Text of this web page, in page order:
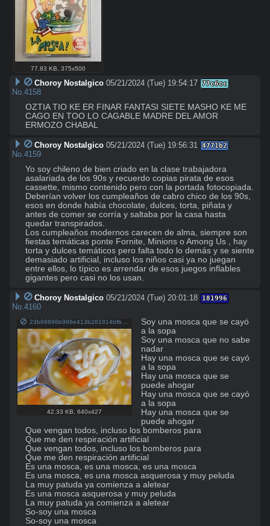
77.83 KB,375x500
Choroy Nostalgico 05/21/2024 (Tue) 19:54:17 77c6cc
No. 4158
OZTIA TIO KE ER FINAR FANTASI SIETE MASHO KE ME
CAGO EN TOO LO CAGABLE MADRE DEL AMOR
ERMOZO CHABAL
Choroy Nostalgico 05/21/2024 (Tue) 19:56:31 4771b2
No. 4159
Yo soy chileno de bien criado en la clase trabajadora
asalariada de los 90s y recuerdo copias pirata de esos
cassette, mismo contenido pero con la portada fotocopiada.
Deberían volver los cumpleaños de cabro chico de los 90s,
esos en donde había chocolate, dulces, torta, piñata y
antes de comer se corría y saltaba por la casa hasta
quedar transpirados.
Los cumpleaños modernos carecen de alma, siempre son
fiestas temáticas ponte Fornite, Minions o Among Us , hay
torta y dulces temáticos pero falta todo lo demás y se siente
demasiado artificial, incluso los niños casi ya no juegan
entre ellos, lo típico es arrendar de esos juegos inflables
gigantes pero casi no los usan.
Choroy Nostalgico 05/21/2024 (Tue) 20:01:18 181996
No. 4160
42.33 KB ,640x427
Soy una mosca que se cayó
a la sopa
Soy una mosca que no sabe
nadar
Hay una mosca que se cayó
a la sopa
Hay una mosca que se
puede ahogar
Hay una mosca que se cayó
a la sopa
Hay una mosca que se
puede ahogar
Que vengan todos, incluso los bomberos para
Que me den respiración artificial
Que vengan todos, incluso los bomberos para
Que me den respiración artificial
Es una mosca, es una mosca, es una mosca
Es una mosca, es una mosca asquerosa y muy peluda
La muy patuda ya comienza a aletear
Es una mosca asquerosa y muy peluda
La muy patuda ya comienza a aletear
So-soy una mosca
So-soy una mosca